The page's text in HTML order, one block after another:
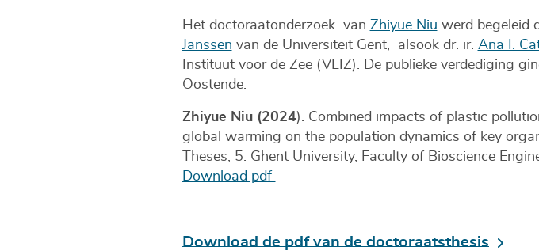
Het doctoraatonderzoek van Zhiyue Niu werd begeleid
Janssen van de Universiteit Gent, alsook dr. ir. Ana I.
Instituut voor de Zee (VLIZ). De publieke verdediging
Oostende.
Zhiyue Niu (2024). Combined impacts of plastic
global warming on the population dynamics of key
Theses, 5. Ghent University, Faculty of Bioscience
Download pdf
Download de pdf van de doctoraatsthesis